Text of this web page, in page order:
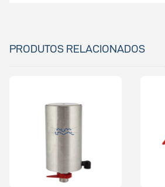
PRODUTOS RELACIONADOS